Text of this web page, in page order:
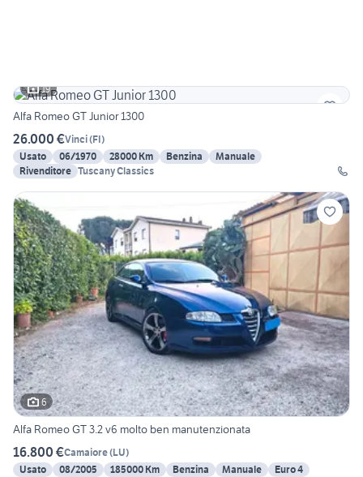
19
Alfa Romeo GT Junior 1300
26.000 €Vinci(FI)
Usato
06/1970 28000 Km Benzina
Manuale
Rivenditore Tuscany Classics
6
Alfa Romeo GT 3.2 v6 molto ben manutenzionata
16.800 €Camaiore(LU)
Usato
08/2005 185000 Km Benzina Manuale Euro 4